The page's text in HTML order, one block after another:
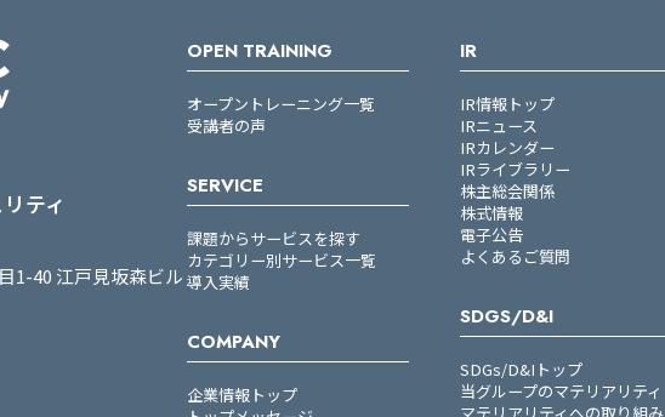
ティ
1-40 江戸見坂森ビル
OPEN TRAINING
オープントレーニング一覧
受講者の声
SERVICE
課題からサービスを探す
カテゴリー別サービス一覧
導入実績
COMPANY
企業情報トップ
IR
IR情報トップ
IRニュース
IRカレンダー
IRライブラリー
株主総会関係
株式情報
電子公告
よくあるご質問
SDGS/D&I
SDGs/D&Iトップ
当グループのマテリアリティ